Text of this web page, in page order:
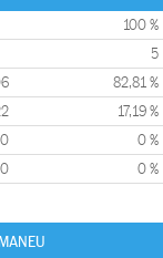
100 %
5
82,81 %
17,19 %
0 0 %
0 0 %